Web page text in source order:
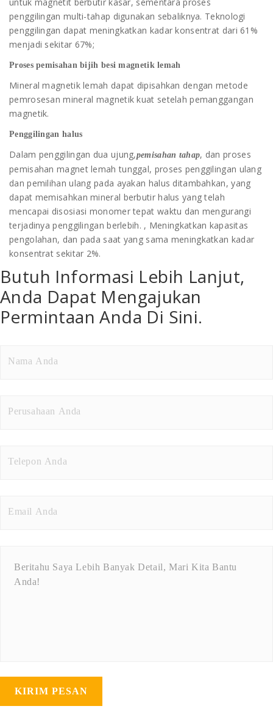
penggilingan multi-tahap digunakan sebaliknya. Teknologi
penggilingan dapat meningkatkan kadar konsentrat dari 61%
menjadi sekitar 67%;
Proses pemisahan bijih besi magnetik lemah
Mineral magnetik lemah dapat dipisahkan dengan metode
pemrosesan mineral magnetik kuat setelah pemanggangan
magnetik.
Penggilingan halus
Dalam penggilingan dua ujung,pemisahan tahap, dan proses
pemisahan magnet lemah tunggal, proses penggilingan ulang
dan pemilihan ulang pada ayakan halus ditambahkan, yang
dapat memisahkan mineral berbutir halus yang telah
mencapai disosiasi monomer tepat waktu dan mengurangi
terjadinya penggilingan berlebih. , Meningkatkan kapasitas
pengolahan, dan pada saat yang sama meningkatkan kadar
konsentrat sekitar 2%.
Butuh Informasi Lebih Lanjut,
Anda Dapat Mengajukan
Permintaan Anda Di Sini.
KIRIM PESAN